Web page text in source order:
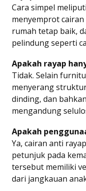
Cara simpel
menyemprot
rumah tetap baik,
pelindung seperti
Apakah rayap
Tidak. Selain
menyerang
dinding, dan
mengandung
Apakah
Ya, cairan anti
petunjuk pada
tersebut memiliki
dari jangkauan